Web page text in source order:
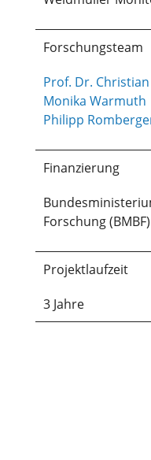
Forschungsteam
Prof. Dr.
Monika Warmuth
Philipp
Finanzierung
Forschung (BMBF)
Projektlaufzeit
3 Jahre